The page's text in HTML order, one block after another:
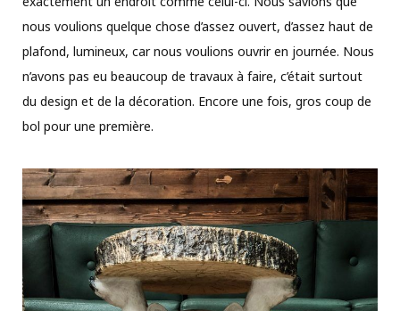
nous voulions quelque chose d’assez ouvert, d’assez haut de
plafond, lumineux, car nous voulions ouvrir en journée. Nous
n’avons pas eu beaucoup de travaux à faire, c’était surtout
du design et de la décoration. Encore une fois, gros coup de
bol pour une première.